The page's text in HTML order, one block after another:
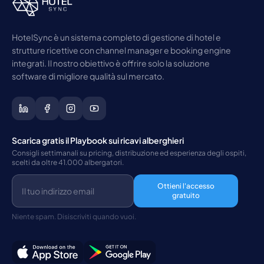
HotelSync è un sistema completo di gestione di hotel e
strutture ricettive con channel manager e booking engine
integrati. Il nostro obiettivo è offrire solo la soluzione
software di migliore qualità sul mercato.
Scarica gratis il Playbook sui ricavi alberghieri
Consigli settimanali su pricing, distribuzione ed esperienza degli ospiti,
scelti da oltre 41.000 albergatori.
Ottieni l'accesso
gratuito
Niente spam. Disiscriviti quando vuoi.